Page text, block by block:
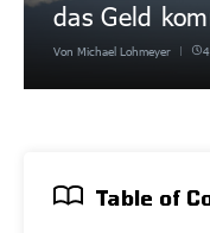
das Geld
Von Michael Lohmeyer
Table of